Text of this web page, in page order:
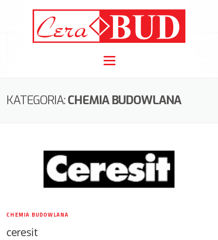
Menu
KATEGORIA:CHEMIA BUDOWLANA
CHEMIA BUDOWLANA
ceresit